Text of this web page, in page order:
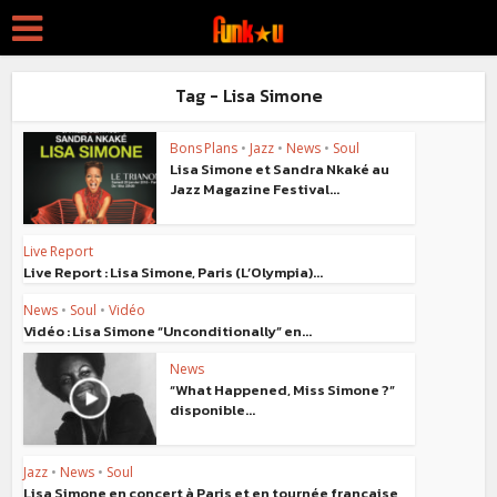
Tag - Lisa Simone
Bons Plans • Jazz • News • Soul
Lisa Simone et Sandra Nkaké au
Jazz Magazine Festival...
Live Report
Live Report : Lisa Simone, Paris (L’Olympia)...
News • Soul • Vidéo
Vidéo : Lisa Simone “Unconditionally” en...
News
“What Happened, Miss Simone ?”
disponible...
Jazz • News • Soul
Lisa Simone en concert à Paris et en tournée française